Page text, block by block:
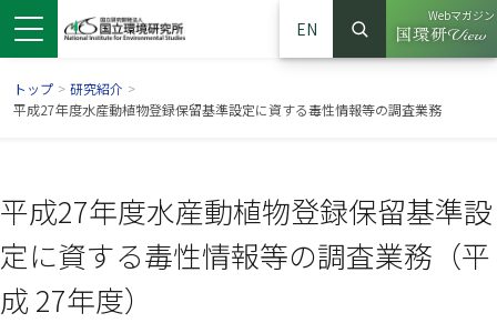
EN
サイト内検索
検索
Webマガジン
（別ウイ
トップ > 研究紹介 >
平成27年度水産動植物登録保留基準設定に資する毒性情報等の調査業務
平成27年度水産動植物登録保留基準設
定に資する毒性情報等の調査業務（平
成 27年度）